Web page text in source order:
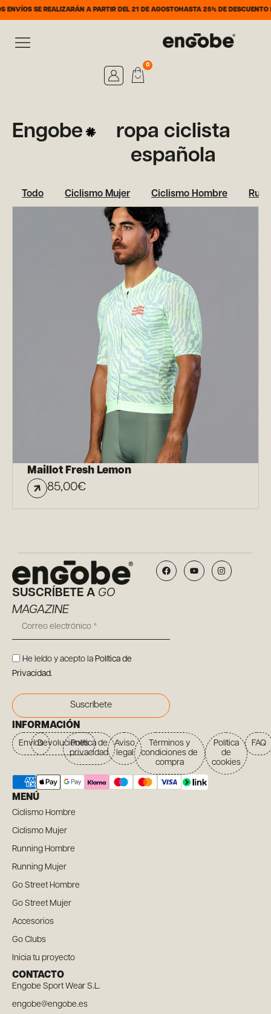
SE REALIZARÁN A PARTIR DEL 21 DE AGOSTOHASTA 25% DE DESCUENTO
0
Engobe
ropa ciclista
española
Todo Ciclismo Mujer Ciclismo Hombre
Maillot Fresh Lemon
85,00€
SUSCRÍBETE A GO
MAGAZINE
He leído y acepto la Política de
Privacidad.
Suscríbete
INFORMACIÓN
EnvíosDevolucionesPolítica de
privacidad
Aviso
legal
Términos y
condiciones de
compra
Política
de
cookies
FAQ
MENÚ
Ciclismo Hombre
Ciclismo Mujer
Running Hombre
Running Mujer
Go Street Hombre
Go Street Mujer
Accesorios
Go Clubs
Inicia tu proyecto
CONTACTO
Engobe Sport Wear S.L.
engobe@engobe.es